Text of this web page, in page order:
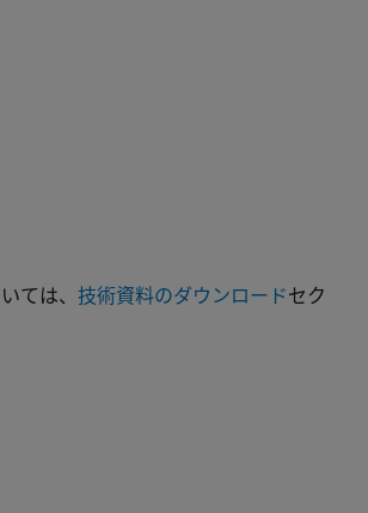
ては、 技術資料のダウンロードセク